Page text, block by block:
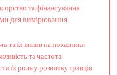
та фінансування
для вимірювання
та їх вплив на показники
та частота
їх роль у розвитку гравців